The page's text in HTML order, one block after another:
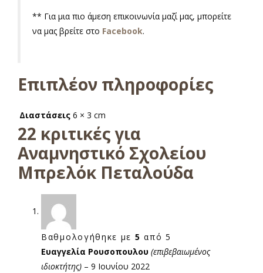
** Για μια πιο άμεση επικοινωνία μαζί μας, μπορείτε
να μας βρείτε στο Facebook.
Επιπλέον πληροφορίες
Διαστάσεις 6 × 3 cm
22 κριτικές για
Αναμνηστικό Σχολείου
Μπρελόκ Πεταλούδα
Βαθμολογήθηκε με 5 από 5
Ευαγγελία Ρουσοπουλου (επιβεβαιωμένος
ιδιοκτήτης) – 9 Ιουνίου 2022